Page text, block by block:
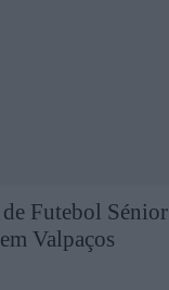
Futebol Sénior
Valpaços